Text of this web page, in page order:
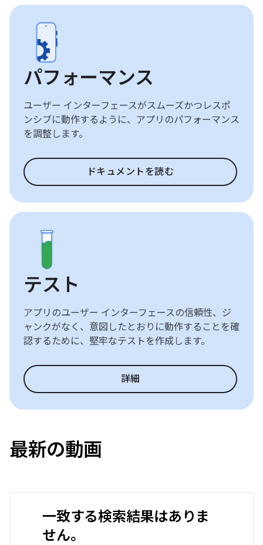
パフォーマンス
ユーザー インターフェースがスムーズかつレスポ
ンシブに動作するように、アプリのパフォーマンス
を調整します。
ドキュメントを読む
テスト
アプリのユーザー インターフェースの信頼性、ジ
ャンクがなく、意図したとおりに動作することを確
認するために、堅牢なテストを作成します。
詳細
最新の動画
一致する検索結果はありま
せん。